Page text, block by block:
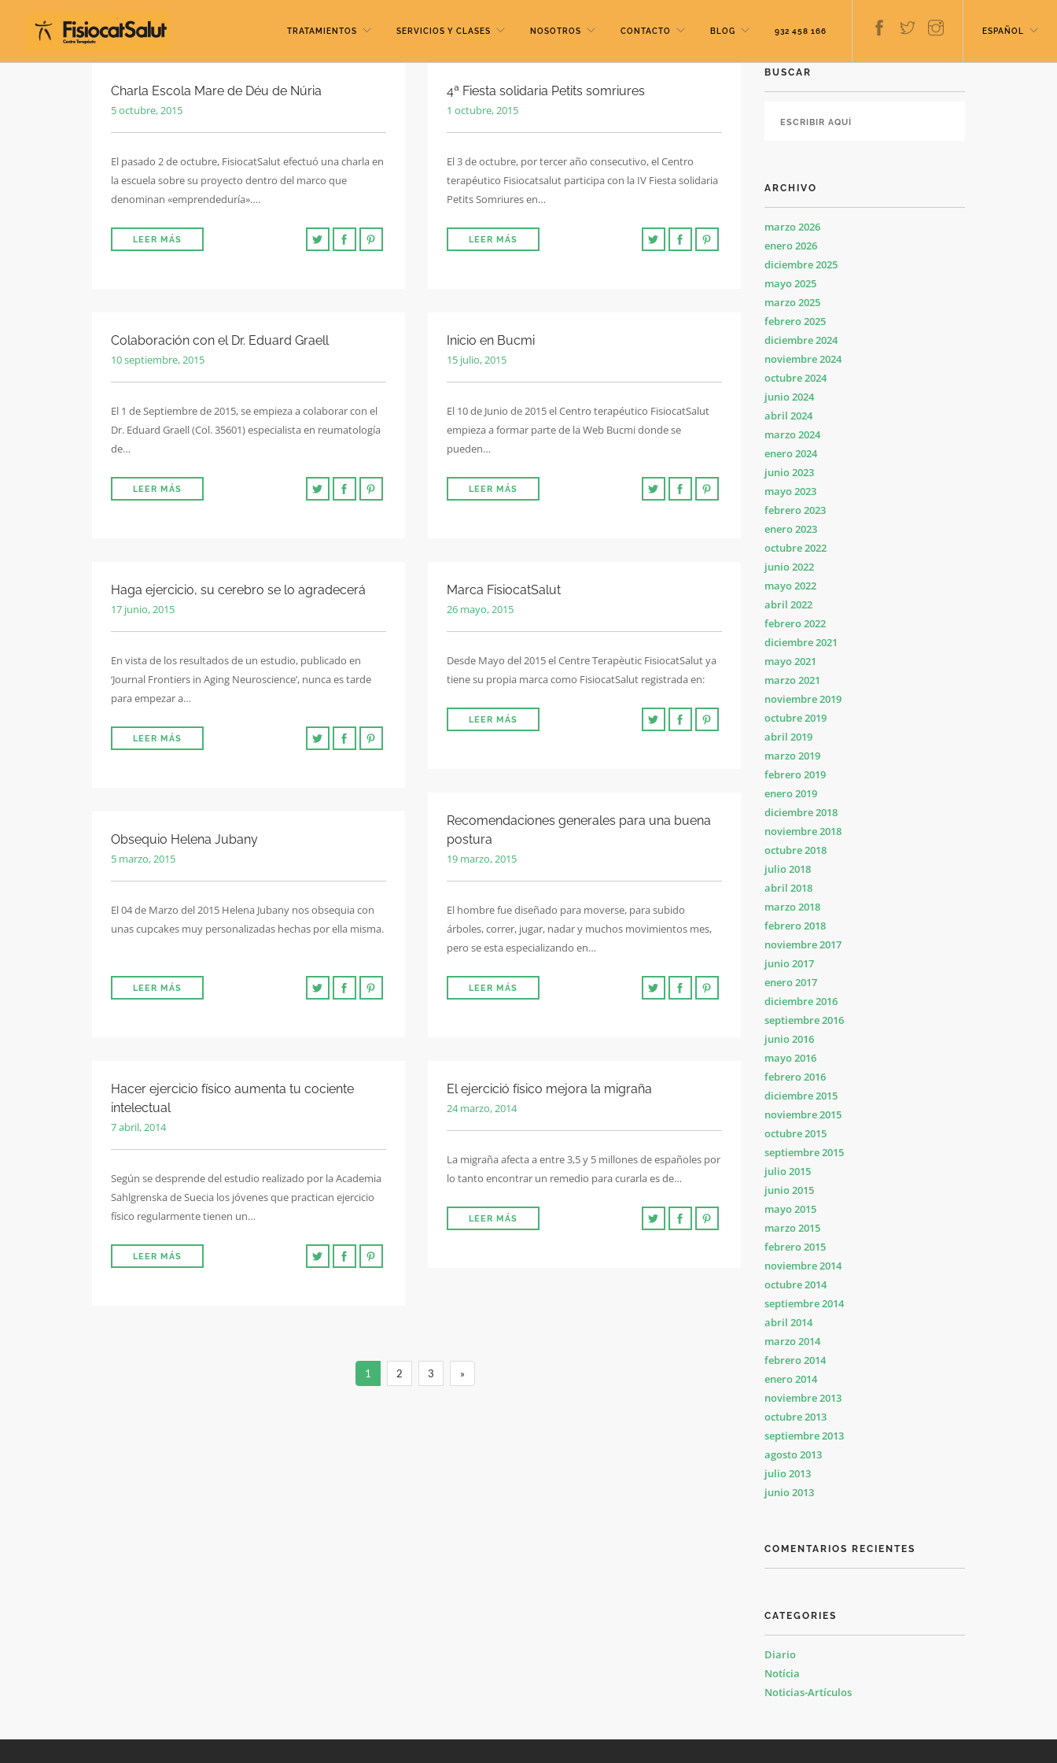
TRATAMIENTOS SERVICIOS Y CLASES NOSOTROS CONTACTO BLOG 932 458 166 ESPAÑOL
Charla Escola Mare de Déu de Núria
5 octubre, 2015
El pasado 2 de octubre, FisiocatSalut efectuó una charla en
la escuela sobre su proyecto dentro del marco que
denominan «emprendeduría»….
LEER MÁS
4ª Fiesta solidaria Petits somriures
1 octubre, 2015
El 3 de octubre, por tercer año consecutivo, el Centro
terapéutico Fisiocatsalut participa con la IV Fiesta solidaria
Petits Somriures en…
LEER MÁS
Colaboración con el Dr. Eduard Graell
10 septiembre, 2015
El 1 de Septiembre de 2015, se empieza a colaborar con el
Dr. Eduard Graell (Col. 35601) especialista en reumatología
de…
LEER MÁS
Inicio en Bucmi
15 julio, 2015
El 10 de Junio de 2015 el Centro terapéutico FisiocatSalut
empieza a formar parte de la Web Bucmi donde se
pueden…
LEER MÁS
Haga ejercicio, su cerebro se lo agradecerá
17 junio, 2015
En vista de los resultados de un estudio, publicado en
‘Journal Frontiers in Aging Neuroscience’, nunca es tarde
para empezar a…
LEER MÁS
Marca FisiocatSalut
26 mayo, 2015
Desde Mayo del 2015 el Centre Terapèutic FisiocatSalut ya
tiene su propia marca como FisiocatSalut registrada en:
LEER MÁS
Recomendaciones generales para una buena
postura
19 marzo, 2015
El hombre fue diseñado para moverse, para subido
árboles, correr, jugar, nadar y muchos movimientos mes,
pero se esta especializando en…
LEER MÁS
Obsequio Helena Jubany
5 marzo, 2015
El 04 de Marzo del 2015 Helena Jubany nos obsequia con
unas cupcakes muy personalizadas hechas por ella misma.
LEER MÁS
Hacer ejercicio físico aumenta tu cociente
intelectual
7 abril, 2014
Según se desprende del estudio realizado por la Academia
Sahlgrenska de Suecia los jóvenes que practican ejercicio
físico regularmente tienen un…
LEER MÁS
El ejercició físico mejora la migraña
24 marzo, 2014
La migraña afecta a entre 3,5 y 5 millones de españoles por
lo tanto encontrar un remedio para curarla es de…
LEER MÁS
1 2 3 »
BUSCAR
ARCHIVO
marzo 2026
enero 2026
diciembre 2025
mayo 2025
marzo 2025
febrero 2025
diciembre 2024
noviembre 2024
octubre 2024
junio 2024
abril 2024
marzo 2024
enero 2024
junio 2023
mayo 2023
febrero 2023
enero 2023
octubre 2022
junio 2022
mayo 2022
abril 2022
febrero 2022
diciembre 2021
mayo 2021
marzo 2021
noviembre 2019
octubre 2019
abril 2019
marzo 2019
febrero 2019
enero 2019
diciembre 2018
noviembre 2018
octubre 2018
julio 2018
abril 2018
marzo 2018
febrero 2018
noviembre 2017
junio 2017
enero 2017
diciembre 2016
septiembre 2016
junio 2016
mayo 2016
febrero 2016
diciembre 2015
noviembre 2015
octubre 2015
septiembre 2015
julio 2015
junio 2015
mayo 2015
marzo 2015
febrero 2015
noviembre 2014
octubre 2014
septiembre 2014
abril 2014
marzo 2014
febrero 2014
enero 2014
noviembre 2013
octubre 2013
septiembre 2013
agosto 2013
julio 2013
junio 2013
COMENTARIOS RECIENTES
CATEGORIES
Diario
Notícia
Noticias-Artículos